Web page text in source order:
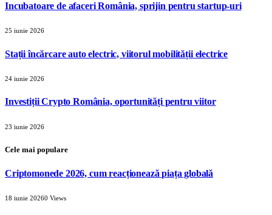
Incubatoare de afaceri România, sprijin pentru startup-uri
25 iunie 2026
Stații încărcare auto electric, viitorul mobilității electrice
24 iunie 2026
Investiții Crypto România, oportunități pentru viitor
23 iunie 2026
Cele mai populare
Criptomonede 2026, cum reacționează piața globală
18 iunie 20260 Views